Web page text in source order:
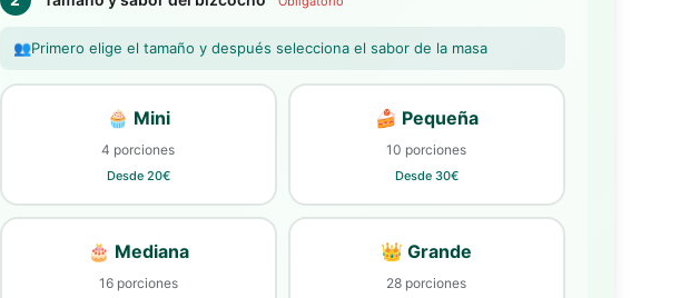
👥Primero elige el tamaño y después selecciona el sabor de la masa
🧁 Mini
4 porciones
Desde 20€
🍰 Pequeña
10 porciones
Desde 30€
🎂 Mediana
16 porciones
👑 Grande
28 porciones